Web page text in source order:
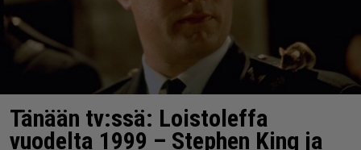
Tänään tv:ssä: Loistoleffa
vuodelta 1999 – Stephen King ja